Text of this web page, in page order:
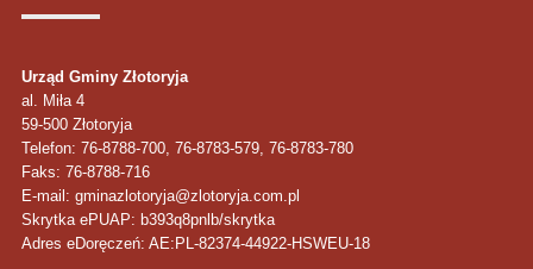
Urząd Gminy Złotoryja
al. Miła 4
59-500 Złotoryja
Telefon: 76-8788-700, 76-8783-579, 76-8783-780
Faks: 76-8788-716
E-mail: gminazlotoryja@zlotoryja.com.pl
Skrytka ePUAP: b393q8pnlb/skrytka
Adres eDoręczeń: AE:PL-82374-44922-HSWEU-18